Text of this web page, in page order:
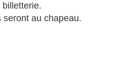
billetterie.
seront au chapeau.